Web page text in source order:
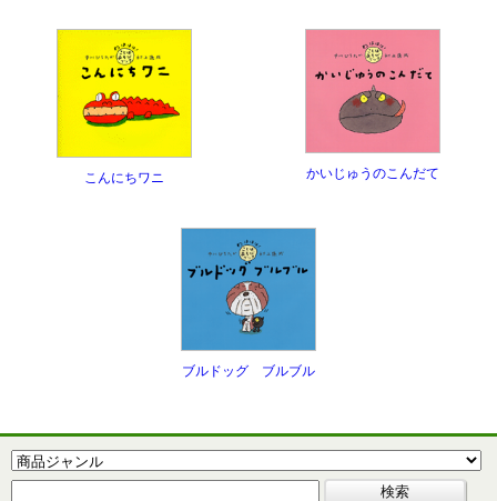
こんにちワニ かいじゅうのこんだて
ブルドッグ ブルブル